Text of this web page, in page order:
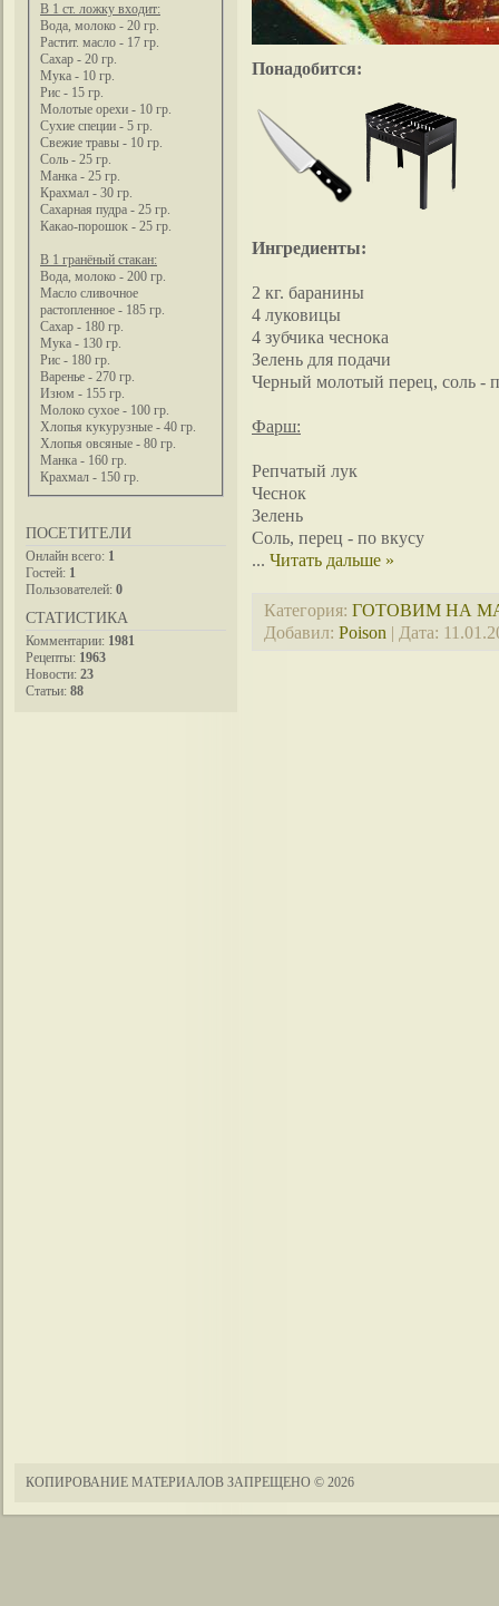
В 1 ст. ложку входит:
Вода, молоко - 20 гр.
Растит. масло - 17 гр.
Сахар - 20 гр.
Мука - 10 гр.
Рис - 15 гр.
Молотые орехи - 10 гр.
Сухие специи - 5 гр.
Свежие травы - 10 гр.
Соль - 25 гр.
Манка - 25 гр.
Крахмал - 30 гр.
Сахарная пудра - 25 гр.
Какао-порошок - 25 гр.
В 1 гранёный стакан:
Вода, молоко - 200 гр.
Масло сливочное
растопленное - 185 гр.
Сахар - 180 гр.
Мука - 130 гр.
Рис - 180 гр.
Варенье - 270 гр.
Изюм - 155 гр.
Молоко сухое - 100 гр.
Хлопья кукурузные - 40 гр.
Хлопья овсяные - 80 гр.
Манка - 160 гр.
Крахмал - 150 гр.
ПОСЕТИТЕЛИ
Онлайн всего: 1
Гостей: 1
Пользователей: 0
СТАТИСТИКА
Комментарии: 1981
Рецепты: 1963
Новости: 23
Статьи: 88
Понадобится:
Ингредиенты:
2 кг. баранины
4 луковицы
4 зубчика чеснока
Зелень для подачи
Черный молотый перец, соль -
Фарш:
Репчатый лук
Чеснок
Зелень
Соль, перец - по вкусу
... Читать дальше »
Категория: ГОТОВИМ НА
Добавил: Poison | Дата:
КОПИРОВАНИЕ МАТЕРИАЛОВ ЗАПРЕЩЕНО © 2026